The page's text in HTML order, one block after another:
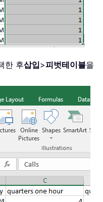
한 후삽입>피벗테이블을